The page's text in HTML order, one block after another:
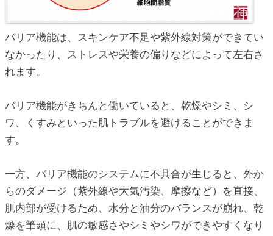
バリア機能は、スキンケア不足や紫外線対策ができてい
なかったり、ストレスや栄養の偏りなどによって左右さ
れます。
バリア機能がきちんと働いていると、乾燥やシミ、シ
ワ、くすみといった肌トラブルを避けることができま
す。
一方、バリア機能のシステムに不具合が生じると、外か
らのダメージ（紫外線や大気汚染、摩擦など）を直接、
肌内部が受けるため、水分と油分のバランスが崩れ、乾
燥を筆頭に、肌の敏感さやシミやシワができやすくなり